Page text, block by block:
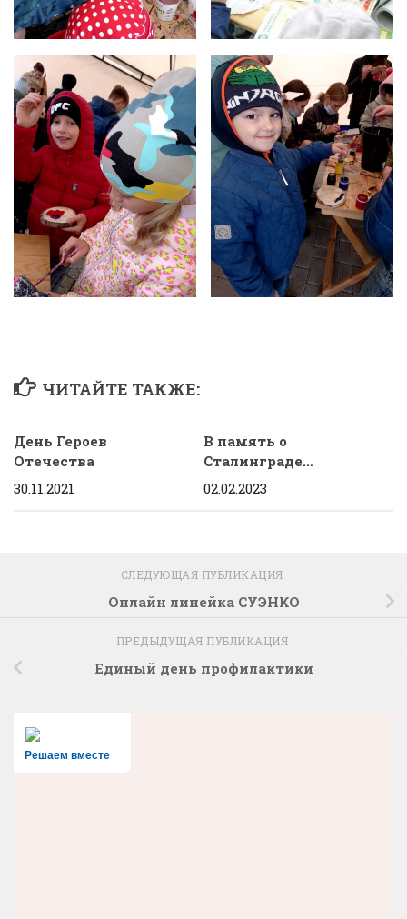
ЧИТАЙТЕ ТАКЖЕ:
День Героев
Отечества
30.11.2021
В память о
Сталинграде…
02.02.2023
СЛЕДУЮЩАЯ ПУБЛИКАЦИЯ
Онлайн линейка СУЭНКО
ПРЕДЫДУЩАЯ ПУБЛИКАЦИЯ
Единый день профилактики
Решаем вместе